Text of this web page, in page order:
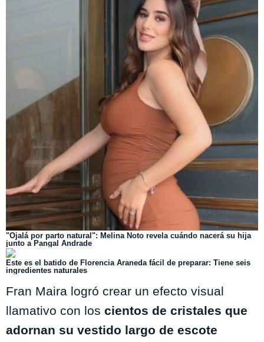
"Ojalá por parto natural": Melina Noto revela cuándo nacerá su hija
junto a Pangal Andrade
Este es el batido de Florencia Araneda fácil de preparar: Tiene seis
ingredientes naturales
Fran Maira logró crear un efecto visual
llamativo con los cientos de cristales que
adornan su vestido largo de escote